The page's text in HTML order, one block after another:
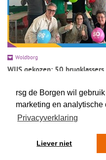
rsg de Borgen wil
marketing en analytische
Privacyverklaring
Liever niet
Woldborg
WIJS gekozen: 50
RSIN/ fiscaal nummer: